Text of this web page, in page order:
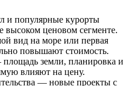
и популярные курорты
высоком ценовом сегменте.
вид на море или первая
повышают стоимость.
земли, планировка и
влияют на цену.
— новые проекты с